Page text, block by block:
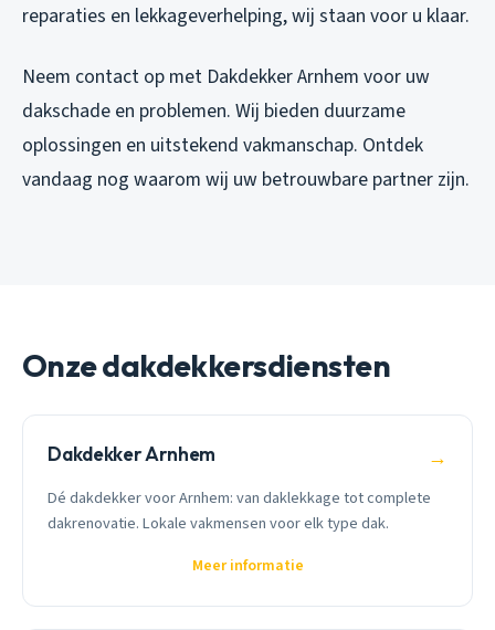
reparaties en lekkageverhelping, wij staan voor u klaar.
Neem contact op met Dakdekker Arnhem voor uw
dakschade en problemen. Wij bieden duurzame
oplossingen en uitstekend vakmanschap. Ontdek
vandaag nog waarom wij uw betrouwbare partner zijn.
Onze dakdekkersdiensten
Dakdekker Arnhem →
Dé dakdekker voor Arnhem: van daklekkage tot complete
dakrenovatie. Lokale vakmensen voor elk type dak.
Meer informatie